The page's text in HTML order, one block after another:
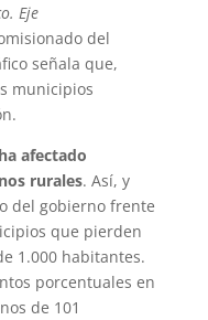
Eje
del
señala que,
municipios
afectado
rurales. Así, y
del gobierno frente
que pierden
1.000 habitantes.
porcentuales en
de 101